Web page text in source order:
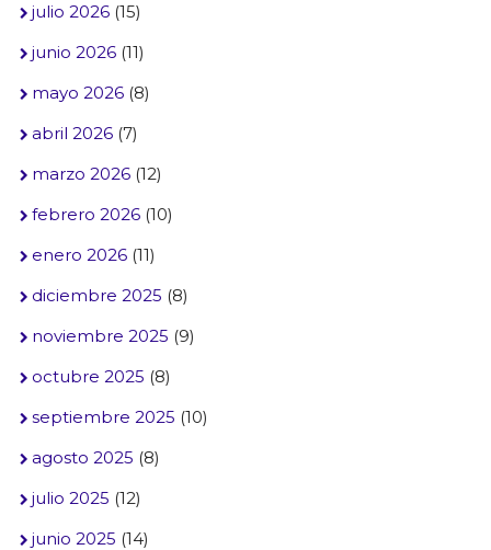
julio 2026(15)
junio 2026(11)
mayo 2026(8)
abril 2026(7)
marzo 2026(12)
febrero 2026(10)
enero 2026(11)
diciembre 2025 (8)
noviembre 2025 (9)
octubre 2025 (8)
septiembre 2025 (10)
agosto 2025 (8)
julio 2025 (12)
junio 2025 (14)